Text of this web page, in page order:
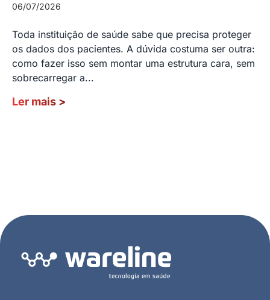
06/07/2026
Toda instituição de saúde sabe que precisa proteger
os dados dos pacientes. A dúvida costuma ser outra:
como fazer isso sem montar uma estrutura cara, sem
sobrecarregar a...
Ler mais >